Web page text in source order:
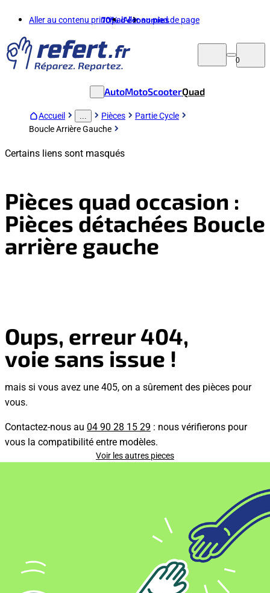
Aller au contenu principalAller au pied de page
70%d'économies
0
AutoMotoScooterQuad
Accueil Pièces
Partie Cycle
Boucle Arrière Gauche
Certains liens sont masqués
Pièces quad occasion :
Pièces détachées Boucle
arrière gauche
Oups, erreur 404,
voie sans issue !
mais si vous avez une 405, on a sûrement des pièces pour
vous.
Contactez-nous au 04 90 28 15 29 : nous vérifierons pour
vous la compatibilité entre modèles.
Voir les autres pieces